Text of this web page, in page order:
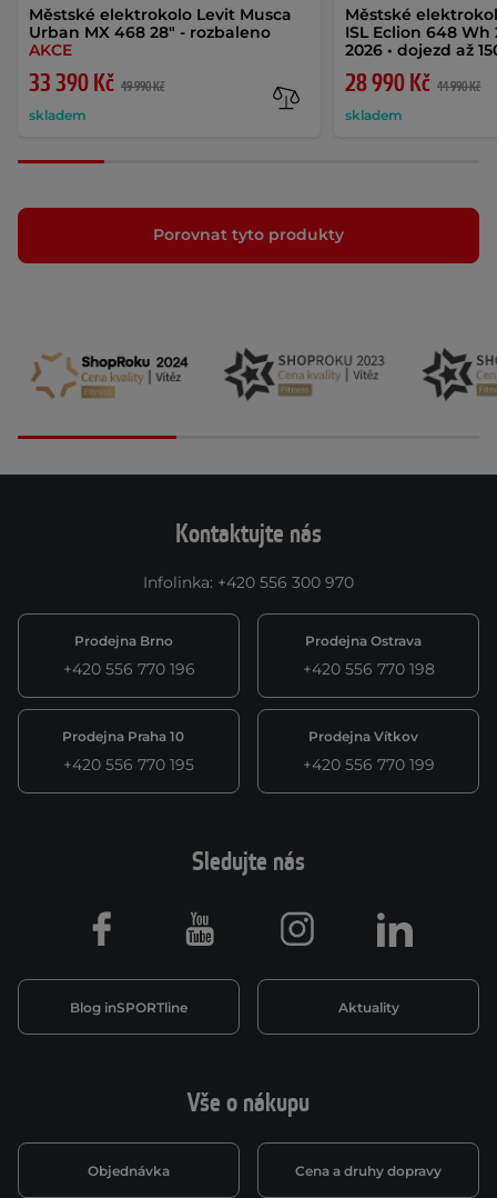
Městské elektrokolo Levit Musca
Urban MX 468 28" - rozbaleno
AKCE
33 390 Kč 49 990 Kč
skladem
Městské
ISL Eclion 648
2026 • dojezd až
28 990 Kč 44 990 Kč
skladem
Porovnat tyto produkty
Kontaktujte nás
Infolinka: +420 556 300 970
Prodejna Brno
+420 556 770 196
Prodejna Ostrava
+420 556 770 198
Prodejna Praha 10
+420 556 770 195
Prodejna Vítkov
+420 556 770 199
Vše o nákupu
Objednávka Cena a druhy dopravy
Sledujte nás
Blog inSPORTline Aktuality
Facebook Youtube Instagram LinkedIn